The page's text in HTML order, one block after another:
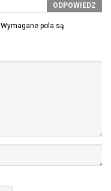
ODPOWIEDZ
Wymagane pola są